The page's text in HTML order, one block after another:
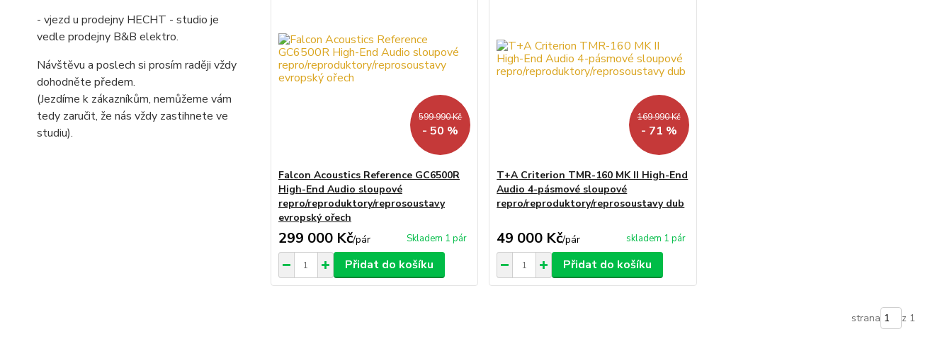
- vjezd u prodejny HECHT - studio je
vedle prodejny B&B elektro.
Návštěvu a poslech si prosím raději vždy
dohodněte předem.
(Jezdíme k zákazníkům, nemůžeme vám
tedy zaručit, že nás vždy zastihnete ve
studiu).
599 990 Kč
- 50 %
Falcon Acoustics Reference GC6500R
High-End Audio sloupové
repro/reproduktory/reprosoustavy
evropský ořech
299 000 Kč/pár Skladem 1 pár
Přidat do košíku
169 990 Kč
- 71 %
T+A Criterion TMR-160 MK II High-End
Audio 4-pásmové sloupové
repro/reproduktory/reprosoustavy dub
49 000 Kč/pár skladem 1 pár
Přidat do košíku
strana z 1